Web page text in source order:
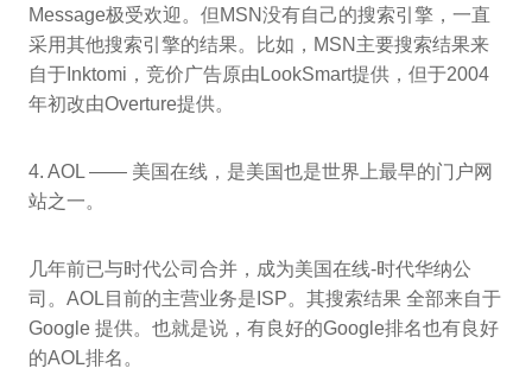
Message极受欢迎。但MSN没有自己的搜索引擎，一直
采用其他搜索引擎的结果。比如，MSN主要搜索结果来
自于Inktomi，竞价广告原由LookSmart提供，但于2004
年初改由Overture提供。
4. AOL —— 美国在线，是美国也是世界上最早的门户网
站之一。
几年前已与时代公司合并，成为美国在线-时代华纳公
司。AOL目前的主营业务是ISP。其搜索结果 全部来自于
Google 提供。也就是说，有良好的Google排名也有良好
的AOL排名。